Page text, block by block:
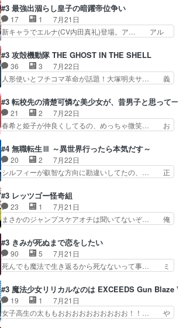
にイルドアの大佐がサラマン… 直属の部下ですら
戦争継続派か。。戦争は始… 「（あの量の差が気
になるッ!!!）」ジェ…
由、アメリカ、日本人、国語教師＋新たな… ナデ
ィー（大和撫子、やまと100Girl… 美しすぎる美
しいに美しいは美しすぎてうっ… 25)BP○さん見
逃して26)最高の機能… 前任退職、後任の教師ナ
恋太郎正解らしい… ①次の新キャラは後任の国語
教師…フラグを… どうしてもルー大柴が頭を横切
る新ヒロイン…
#3 最強出涸らし皇子の暗躍帝位争い
17 1
7月21日
新キャラでエルナ(CV内田真礼)登場。ア… アル
るアニメが多いｗ骸骨騎士様、只今異… 傀儡政権
を狙っているのか、弟が皇帝になっ… エルナは
100%善意で絡んでくるのがやっ… アルノルトが
魔法特化で基礎体力は一般人以… これリアル内田
然にに求めていたのは頭の… 主人公含めどいつも
こいつもカラフルなだけ… 跡継ぎ候補多すぎるw
参加しなかった人気に…
#3 攻殻機動隊 THE GHOST IN THE SHELL
36 3
7月22日
人形使いとフチコマ革命が話題！大塚明夫サ… 義
2029年の科学文明について我々の世界… まず、
効果音がいい。私が思うに、銃撃戦が… いきなり
のハラハラ感。犯人をどんどん追い… 擬似記憶な
の本物なのか分からないと思う？… をバンダイチ
OVAならアリかな。ICT… 冒頭のアクションから
釘付けだった。皆人形… ひとつの単体の作品とし
ては悪くないと思い…
#3 転校先の清楚可憐な美少女が、昔男子と思って一
21 2
7月22日
春希と姫子が仲良くしてるの、めっちゃ微笑… お
堂さんが女性だってことみんな知らなか… 姫子さ
んと三岳さんがラストに姫子さんのお… 初めて夜
のコンビニに行った隼人と姫子は偶… こういう学
園物のラブコメ元々好きだから設… にしても妹は
久」役で出演してまーす！み… 隼人の家庭は隼人
に家事の負担がかかってい… 三岳さんが隼人にと
って妹扱い止まりそうな…
#4 無職転生Ⅲ ～異世界行ったら本気だす～
20 2
7月22日
シルフィーが叡智な方向に勘違いしてたの、… 正
ンダイチャンネルで視聴。リーリャさん… なんか
腹立つなぁルーデウスめ…これでエリ… トレント
は後に何らかの際に活躍するんやろ… アイシ
ャ、、、なんと末恐ろしい妹なんだ！… ルーデウ
しゃあない。狂犬かくましいつ来… 本作はぬるい
ハーレムではなく、真面目に一… エリスはしばら
くEDだけやね。アイシャ、…
#3 レッツゴー怪奇組
23 1
7月21日
まさかのジャンプスケアオチは聞いてないぞ… 俺
ャ子の従姉妹シュラ子登場。主人公眼福… 跡目争
いの新キャラ登場で、今回はシュール… めちゃ子
のいとこかわいい今回主人公の驚き… メチャ子を
くしゃみと鼻水が止まらなくなる… お父さんに押
をちびっ子にしたあの玉、も… 半裸の警官の方が
怖い。ライバルキャラかわ… 霊媒師が人の肩に霊
を乗せるな笑なんてモノ…
#3 きみが死ぬまで恋をしたい
90 5
7月21日
死んでも魔法で生き返るから死なないって事… ミ
ミ、最後のその顔は怖いよ...。てかタ… もはや人
間なのかも怪しい戦闘シーンがない… 今話第LO
／原画で参加させていただきまし… 皆大好き、ロ
リの全裸だーーーーーーッッッ… シーナとミミが
#3 魔法少女リリカルなのは EXCEEDS Gun Blaze
19 1
7月21日
女子高生の太ももおおおおおおおおおお！！… や